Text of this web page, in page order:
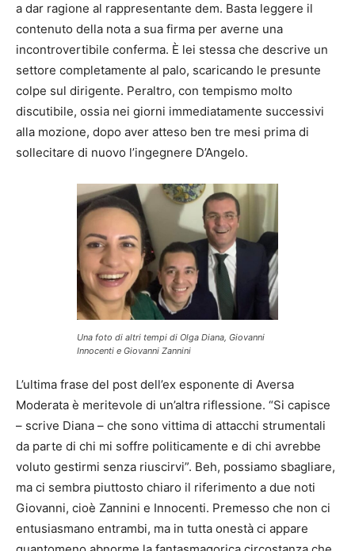
a dar ragione al rappresentante dem. Basta leggere il
contenuto della nota a sua firma per averne una
incontrovertibile conferma. È lei stessa che descrive un
settore completamente al palo, scaricando le presunte
colpe sul dirigente. Peraltro, con tempismo molto
discutibile, ossia nei giorni immediatamente successivi
alla mozione, dopo aver atteso ben tre mesi prima di
sollecitare di nuovo l’ingegnere D’Angelo.
Una foto di altri tempi di Olga Diana, Giovanni
Innocenti e Giovanni Zannini
L’ultima frase del post dell’ex esponente di Aversa
Moderata è meritevole di un’altra riflessione. “Si capisce
– scrive Diana – che sono vittima di attacchi strumentali
da parte di chi mi soffre politicamente e di chi avrebbe
voluto gestirmi senza riuscirvi”. Beh, possiamo sbagliare,
ma ci sembra piuttosto chiaro il riferimento a due noti
Giovanni, cioè Zannini e Innocenti. Premesso che non ci
entusiasmano entrambi, ma in tutta onestà ci appare